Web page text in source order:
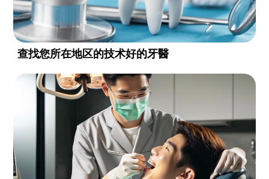
查找您所在地区的技术好的牙醫